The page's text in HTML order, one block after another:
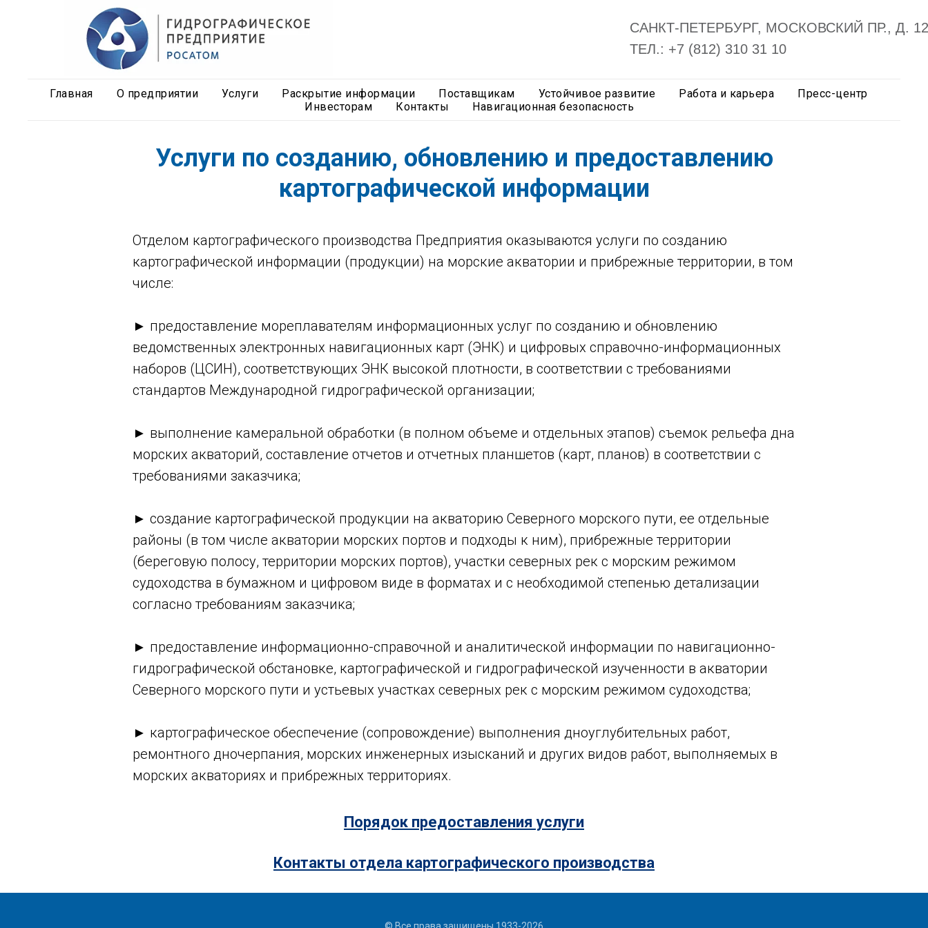
САНКТ-ПЕТЕРБУРГ, МОСКОВСКИЙ ПР., Д. 12
ТЕЛ.: +7 (812) 310 31 10
Главная О предприятии Услуги Раскрытие информации Поставщикам Устойчивое развитие Работа и карьера
Пресс-центр
Инвесторам
Контакты Навигационная безопасность
Услуги по созданию, обновлению и предоставлению
картографической информации
Отделом картографического производства Предприятия оказываются услуги по созданию
картографической информации (продукции) на морские акватории и прибрежные территории, в том
числе:
► предоставление мореплавателям информационных услуг по созданию и обновлению
ведомственных электронных навигационных карт (ЭНК) и цифровых справочно-информационных
наборов (ЦСИН), соответствующих ЭНК высокой плотности, в соответствии с требованиями
стандартов Международной гидрографической организации;
► выполнение камеральной обработки (в полном объеме и отдельных этапов) съемок рельефа дна
морских акваторий, составление отчетов и отчетных планшетов (карт, планов) в соответствии с
требованиями заказчика;
► создание картографической продукции на акваторию Северного морского пути, ее отдельные
районы (в том числе акватории морских портов и подходы к ним), прибрежные территории
(береговую полосу, территории морских портов), участки северных рек с морским режимом
судоходства в бумажном и цифровом виде в форматах и с необходимой степенью детализации
согласно требованиям заказчика;
► предоставление информационно-справочной и аналитической информации по навигационно-
гидрографической обстановке, картографической и гидрографической изученности в акватории
Северного морского пути и устьевых участках северных рек с морским режимом судоходства;
► картографическое обеспечение (сопровождение) выполнения дноуглубительных работ,
ремонтного дночерпания, морских инженерных изысканий и других видов работ, выполняемых в
морских акваториях и прибрежных территориях.
Порядок предоставления услуги
Контакты отдела картографического производства